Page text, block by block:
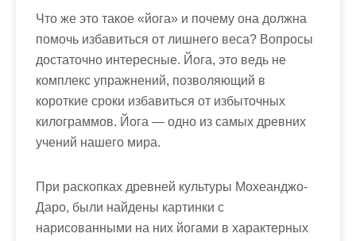
Что же это такое «йога» и почему она должна
помочь избавиться от лишнего веса? Вопросы
достаточно интересные. Йога, это ведь не
комплекс упражнений, позволяющий в
короткие сроки избавиться от избыточных
килограммов. Йога — одно из самых древних
учений нашего мира.
При раскопках древней культуры Мохеанджо-
Даро, были найдены картинки с
нарисованными на них йогами в характерных